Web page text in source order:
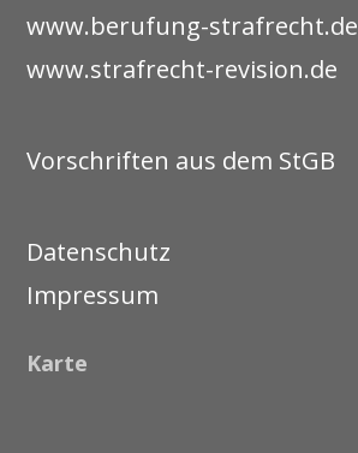
www.berufung-strafrecht.de
www.strafrecht-revision.de
Vorschriften aus dem StGB
Datenschutz
Impressum
Karte